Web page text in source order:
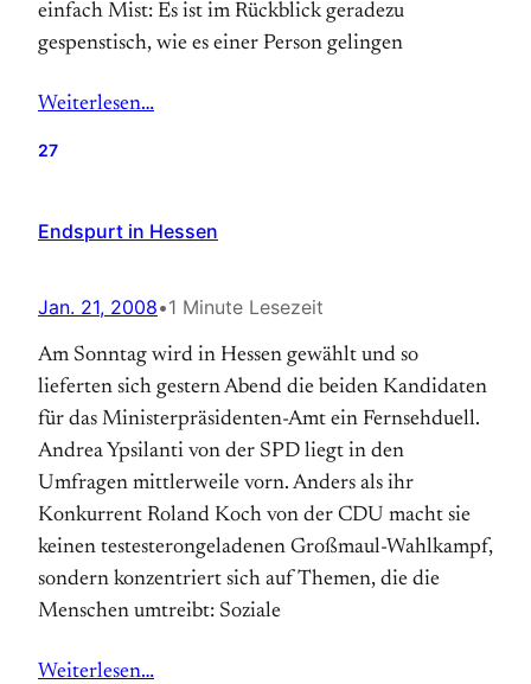
einfach Mist: Es ist im Rückblick geradezu
gespenstisch, wie es einer Person gelingen
Weiterlesen…
27
Endspurt in Hessen
Jan. 21, 2008•1 Minute Lesezeit
Am Sonntag wird in Hessen gewählt und so
lieferten sich gestern Abend die beiden Kandidaten
für das Ministerpräsidenten-Amt ein Fernsehduell.
Andrea Ypsilanti von der SPD liegt in den
Umfragen mittlerweile vorn. Anders als ihr
Konkurrent Roland Koch von der CDU macht sie
keinen testesterongeladenen Großmaul-Wahlkampf,
sondern konzentriert sich auf Themen, die die
Menschen umtreibt: Soziale
Weiterlesen…